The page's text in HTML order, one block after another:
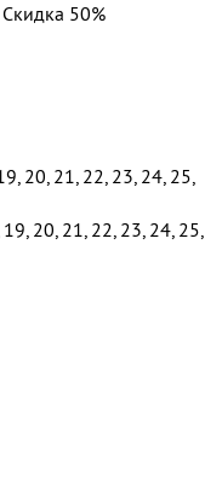
50%
20, 21, 22, 23, 24, 25,
19, 20, 21, 22, 23, 24, 25,